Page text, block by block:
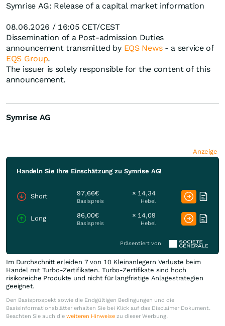
Symrise AG: Release of a capital market information
08.06.2026 / 16:05 CET/CEST
Dissemination of a Post-admission Duties
announcement transmitted by EQS News- a service of
EQS Group.
The issuer is solely responsible for the content of this
announcement.
Symrise AG
Anzeige
Handeln Sie Ihre Einschätzung zu Symrise AG!
Short 97,66€
Basispreis
× 14,34
Hebel
Long 86,00€
Basispreis
× 14,09
Hebel
Präsentiert von
Im Durchschnitt erleiden 7 von 10 Kleinanlegern Verluste beim
Handel mit Turbo-Zertifikaten. Turbo-Zertifikate sind hoch
risikoreiche Produkte und nicht für langfristige Anlagestrategien
geeignet.
Den Basisprospekt sowie die Endgültigen Bedingungen und die
Basisinformationsblätter erhalten Sie bei Klick auf das Disclaimer Dokument.
Beachten Sie auch die weiteren Hinweise zu dieser Werbung.